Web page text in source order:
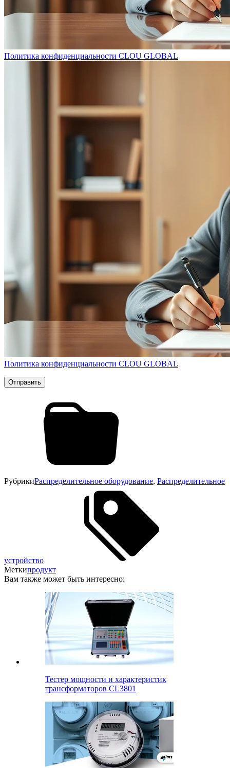
Политика конфиденциальности CLOU GLOBAL
Политика конфиденциальности CLOU GLOBAL
РубрикиРаспределительное оборудование, Распределительное
устройство
Меткипродукт
Вам также может быть интересно:
Тестер мощности и характеристик
трансформаторов CL3801